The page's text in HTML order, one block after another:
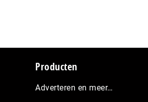
Producten
Adverteren en meer…